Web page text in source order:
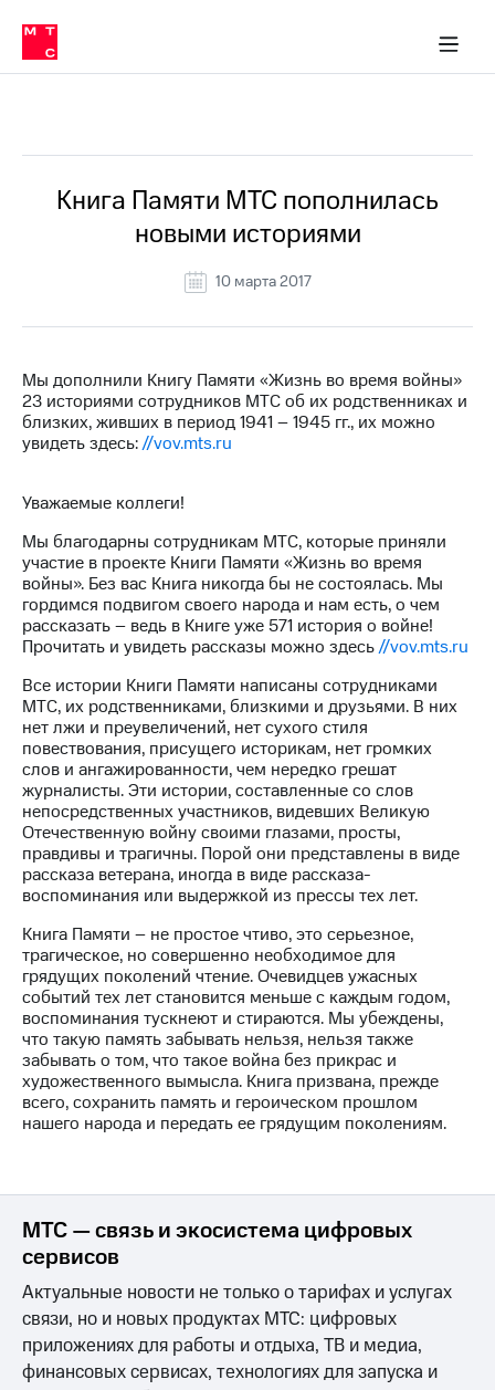
Медиа-центр
и акционерам
Устойчивое развитие
Комплаенс и деловая этика
компании
Карьера
История
компании
Руководство
Контакты
Медиа-центр
о технологиях
Достижения
Интервью
Финансовая
отчетность
Контакты
Пригласить
спикера
и акционерам
Корпоративное
управление
Корпоративный
секретарь
Раскрытие
информации
Информация
акционерам
Документы
ПАО
"МТС"
Собрания
Акционерный
капитал
Контроль
и
аудит
Рынок
акций
в МТС
Пресс-
релизы
о технологиях
Книга Памяти МТС пополнилась
новыми историями
10 марта 2017
Мы дополнили Книгу Памяти «Жизнь во время войны»
23 историями сотрудников МТС об их родственниках и
близких, живших в период 1941 – 1945 гг., их можно
увидеть здесь://vov.mts.ru
Уважаемые коллеги!
Мы благодарны сотрудникам МТС, которые приняли
участие в проекте Книги Памяти «Жизнь во время
войны». Без вас Книга никогда бы не состоялась. Мы
гордимся подвигом своего народа и нам есть, о чем
рассказать – ведь в Книге уже 571 история о войне!
Прочитать и увидеть рассказы можно здесь//vov.mts.ru
Все истории Книги Памяти написаны сотрудниками
МТС, их родственниками, близкими и друзьями. В них
нет лжи и преувеличений, нет сухого стиля
повествования, присущего историкам, нет громких
слов и ангажированности, чем нередко грешат
журналисты. Эти истории, составленные со слов
непосредственных участников, видевших Великую
Отечественную войну своими глазами, просты,
правдивы и трагичны. Порой они представлены в виде
рассказа ветерана, иногда в виде рассказа-
воспоминания или выдержкой из прессы тех лет.
Книга Памяти – не простое чтиво, это серьезное,
трагическое, но совершенно необходимое для
грядущих поколений чтение. Очевидцев ужасных
событий тех лет становится меньше с каждым годом,
воспоминания тускнеют и стираются. Мы убеждены,
что такую память забывать нельзя, нельзя также
забывать о том, что такое война без прикрас и
художественного вымысла. Книга призвана, прежде
всего, сохранить память и героическом прошлом
нашего народа и передать ее грядущим поколениям.
МТС — связь и экосистема цифровых
сервисов
Актуальные новости не только о тарифах и услугах
связи, но и новых продуктах МТС: цифровых
приложениях для работы и отдыха, ТВ и медиа,
финансовых сервисах, технологиях для запуска и